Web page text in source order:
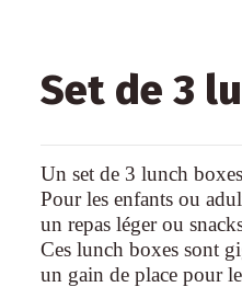
Set de 3
Un set de 3 lunch
Pour les enfants ou
un repas léger ou
Ces lunch boxes sont
un gain de place pour